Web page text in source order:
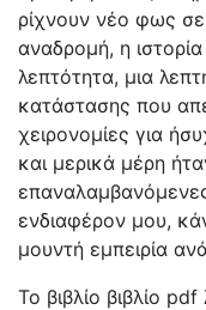
ρίχνουν νέο φως
αναδρομή, η
λεπτότητα, μια
κατάστασης που
χειρονομίες για
και μερικά μέρη
ενδιαφέρον μου,
μουντή εμπειρία
Το βιβλίο βιβλίο